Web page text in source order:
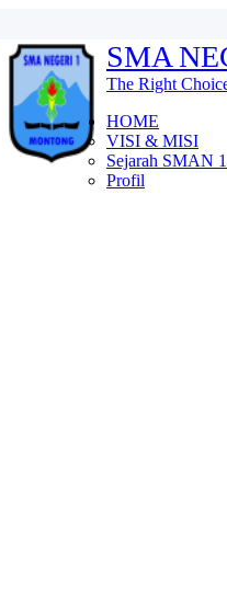
SMA
The Right
HOME
VISI & MISI
Sejarah SMAN
Profil